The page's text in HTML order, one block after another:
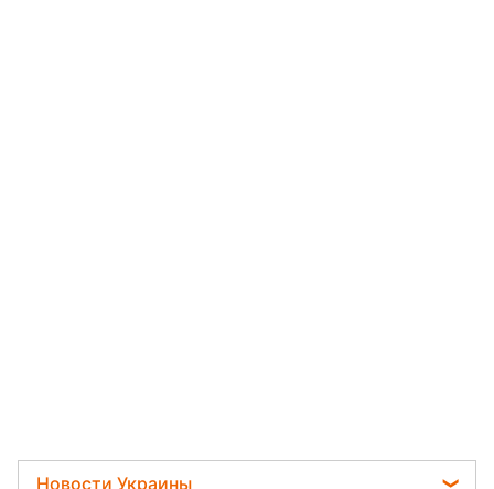
Новости Украины